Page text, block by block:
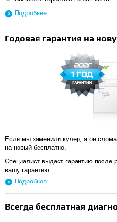
Подробнее
Годовая гарантия на
Если мы заменили кулер, а он
на новый бесплатно.
Специалист выдаст гарантию после
вашу гарантию.
Подробнее
Всегда бесплатная